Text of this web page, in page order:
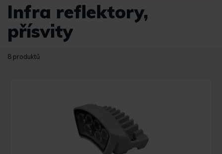
Infra reflektory,
přísvity
8 produktů